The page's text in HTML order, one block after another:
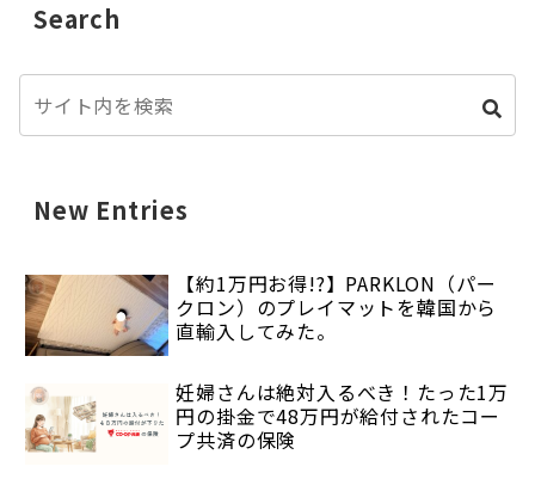
Search
New Entries
【約1万円お得!?】PARKLON（パー
クロン）のプレイマットを韓国から
直輸入してみた。
妊婦さんは絶対入るべき！たった1万
円の掛金で48万円が給付されたコー
プ共済の保険